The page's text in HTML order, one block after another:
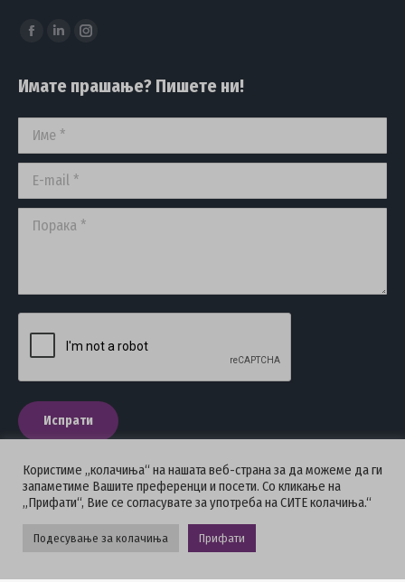
Find us on:
Facebook
opens
new
window
Linkedin
opens
new
window
Instagram
opens
window
Имате прашање? Пишете ни!
Име *
E-mail *
Порака *
Испрати
ПОЛИТИКА НА ПРИВАТНОСТ
Стоматолошка комора на Македонија © 2026 - Сите права се
Користиме „колачиња“ на нашата веб-страна за да можеме да ги
запаметиме Вашите преференци и посети. Со кликање на
„Прифати“, Вие се согласувате за употреба на СИТЕ колачиња.“
Подесување за колачиња Прифати